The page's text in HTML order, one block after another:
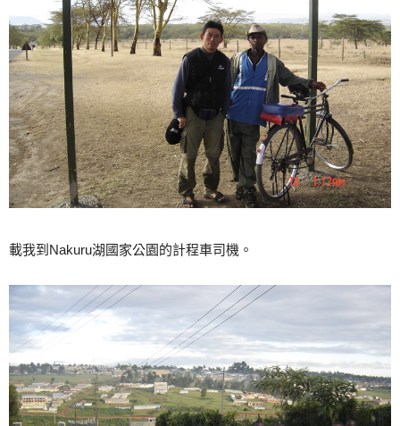
載我到Nakuru湖國家公園的計程車司機。